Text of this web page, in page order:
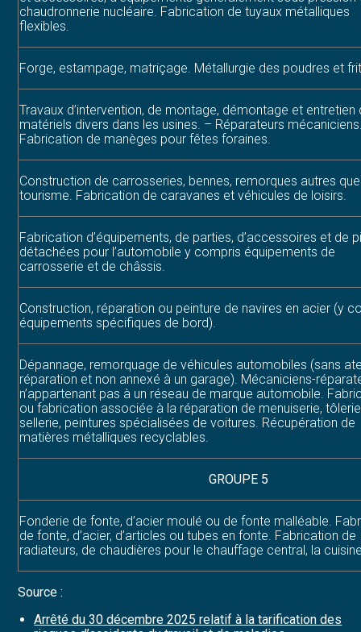
chaudronnerie nucléaire. Fabrication de tuyaux métalliques
flexibles.
Forge, estampage, matriçage. Métallurgie des poudres et
Travaux d’intervention, de montage, démontage et entretien
matériels divers dans les usines. – Réparateurs
Fabrication de manèges pour fêtes foraines.
Construction de carrosseries, bennes, remorques autres
tourisme. Fabrication de caravanes et véhicules de loisirs.
Fabrication d’équipements, de parties, d’accessoires et de
détachées pour l’automobile y compris équipements de
carrosserie et de châssis.
Construction, réparation ou peinture de navires en acier (y
équipements spécifiques de bord).
Dépannage, remorquage de véhicules automobiles (sans
réparation et non annexé à un garage). Mécaniciens-
n’appartenant pas à un réseau de marque automobile.
ou fabrication associée à la réparation de menuiserie,
sellerie, peintures spécialisées de voitures. Récupération de
matières métalliques recyclables.
GROUPE 5
Fonderie de fonte, d’acier moulé ou de fonte malléable.
de fonte, d’acier, d’articles ou tubes en fonte. Fabrication de
radiateurs, de chaudières pour le chauffage central, la
Source :
Arrêté du 30 décembre 2025 relatif à la tarification des